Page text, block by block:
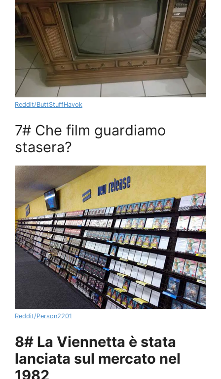
Reddit/ButtStuffHavok
7# Che film guardiamo
stasera?
Reddit/Person2201
8# La Viennetta è stata
lanciata sul mercato nel
1982